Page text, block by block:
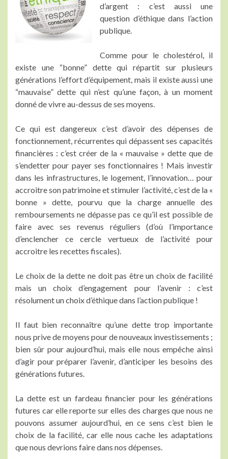
d’argent : c’est aussi une
question d’éthique dans l’action
publique.
Comme pour le cholestérol, il
existe une “bonne” dette qui répartit sur plusieurs
générations l’effort d’équipement, mais il existe aussi une
“mauvaise” dette qui n’est qu’une façon, à un moment
donné de vivre au-dessus de ses moyens.
Ce qui est dangereux c’est d’avoir des dépenses de
fonctionnement, récurrentes qui dépassent ses capacités
financières : c’est créer de la « mauvaise » dette que de
s’endetter pour payer ses fonctionnaires ! Mais investir
dans les infrastructures, le logement, l’innovation… pour
accroitre son patrimoine et stimuler l’activité, c’est de la «
bonne » dette, pourvu que la charge annuelle des
remboursements ne dépasse pas ce qu’il est possible de
faire avec ses revenus réguliers (d’où l’importance
d’enclencher ce cercle vertueux de l’activité pour
accroitre les recettes fiscales).
Le choix de la dette ne doit pas être un choix de facilité
mais un choix d’engagement pour l’avenir : c’est
résolument un choix d’éthique dans l’action publique !
Il faut bien reconnaître qu’une dette trop importante
nous prive de moyens pour de nouveaux investissements ;
bien sûr pour aujourd’hui, mais elle nous empêche ainsi
d’agir pour préparer l’avenir, d’anticiper les besoins des
générations futures.
La dette est un fardeau financier pour les générations
futures car elle reporte sur elles des charges que nous ne
pouvons assumer aujourd’hui, en ce sens c’est bien le
choix de la facilité, car elle nous cache les adaptations
que nous devrions faire dans nos dépenses.